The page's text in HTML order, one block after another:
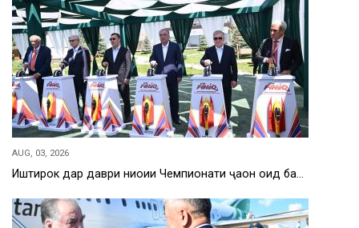
AUG, 03, 2026
Иштирок дар даври ниҳоии Чемпионати ҷаҳон оид ба…